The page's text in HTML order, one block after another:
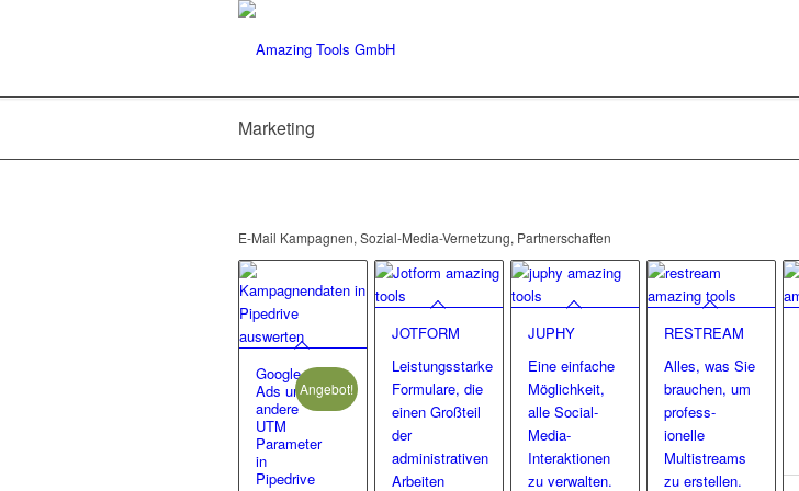
Marketing
E-Mail Kampagnen, Sozial-Media-Vernetzung, Partnerschaften
Google
Ads und
andere
UTM
Parameter
in
Pipedrive
Angebot!
JOTFORM
Leistungsstarke
Formulare, die
einen Großteil
der
administrativen
Arbeiten
JUPHY
Eine einfache
Möglichkeit,
alle Social-
Media-
Interaktionen
zu verwalten.
RESTREAM
Alles, was Sie
brauchen, um
profess-
ionelle
Multistreams
zu erstellen.